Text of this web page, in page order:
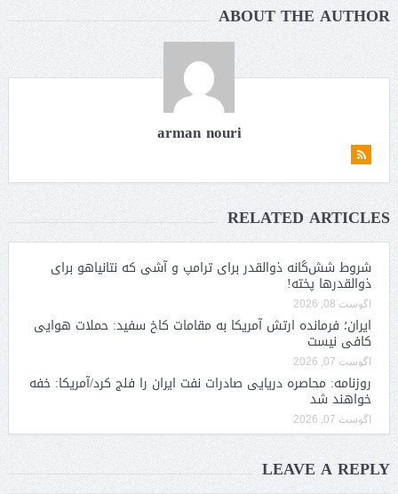
ABOUT THE AUTHOR
arman nouri
RELATED ARTICLES
شروط شش‌گانه ذوالقدر برای ترامپ و آشی که نتانیاهو برای
ذوالقدرها پخته!
آگوست 08, 2026
ایران؛ فرمانده ارتش آمریکا به مقامات کاخ سفید: حملات هوایی
کافی نیست
آگوست 07, 2026
روزنامه: محاصره دریایی صادرات نفت ایران را فلج کرد/آمریکا: خفه
خواهند شد
آگوست 07, 2026
LEAVE A REPLY